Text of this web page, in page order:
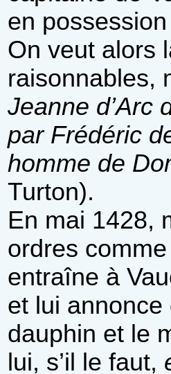
en
On veut alors
raisonnables,
Jeanne d’Arc
par Frédéric
homme de
Turton).
En mai 1428,
ordres
entraîne à
et lui
dauphin et le
lui, s’il le faut,